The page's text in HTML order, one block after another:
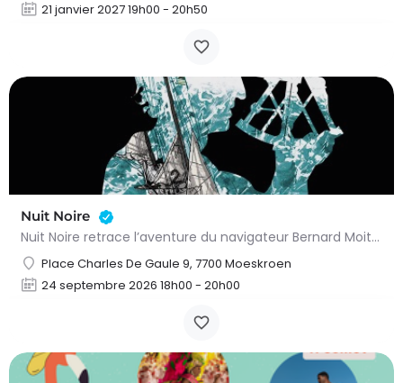
21 janvier 2027 19h00 - 20h50
Nuit Noire
Nuit Noire retrace l’aventure du navigateur Bernard Moitessier lors de la Golden Globe. Après un tour du…
Place Charles De Gaule 9, 7700 Moeskroen
24 septembre 2026 18h00 - 20h00